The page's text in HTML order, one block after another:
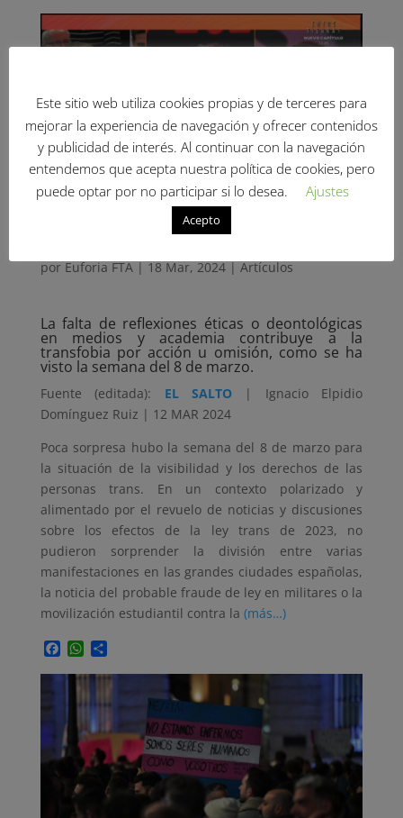
La mala praxis también es
porEuforia FTA|18 Mar, 2024|Artículos
La falta de reflexiones éticas o deontológicas
en medios y academia contribuye a la
transfobia por acción u omisión, como se ha
visto la semana del 8 de marzo.
Fuente (editada): EL SALTO | Ignacio Elpidio
Domínguez Ruiz | 12 MAR 2024
Poca sorpresa hubo la semana del 8 de marzo para
la situación de la visibilidad y los derechos de las
personas trans. En un contexto polarizado y
alimentado por el revuelo de noticias y discusiones
sobre los efectos de la ley trans de 2023, no
pudieron sorprender la división entre varias
manifestaciones en las grandes ciudades españolas,
la noticia del probable fraude de ley en militares o la
movilización estudiantil contra la (más…)
Facebook
WhatsApp
Compartir
Este sitio web utiliza cookies propias y de terceres para
mejorar la experiencia de navegación y ofrecer contenidos
y publicidad de interés. Al continuar con la navegación
entendemos que acepta nuestra política de cookies, pero
puede optar por no participar si lo desea.
Ajustes
Acepto